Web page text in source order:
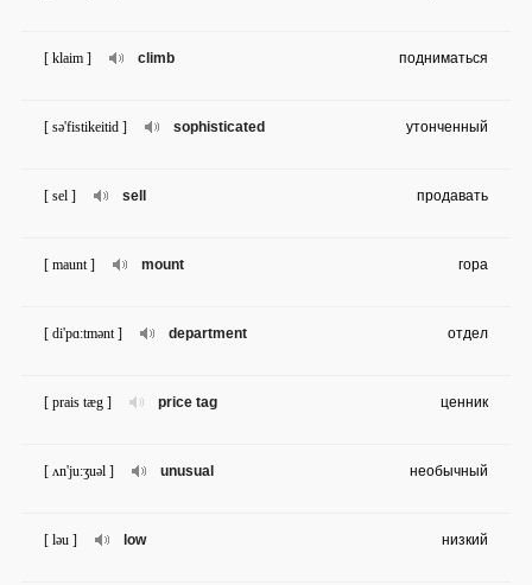
climb
[ klaim ] подниматься
sophisticated
[ sə'fistikeitid ] утонченный
sell
[ sel ] продавать
mount
[ maunt ] гора
department
[ di'pɑ:tmənt ] отдел
price tag
[ prais tæg ] ценник
unusual
[ ʌn'ju:ʒuəl ] необычный
low
[ ləu ] низкий